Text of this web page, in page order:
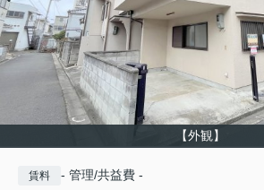
【外観】
賃料 - 管理/共益費 -